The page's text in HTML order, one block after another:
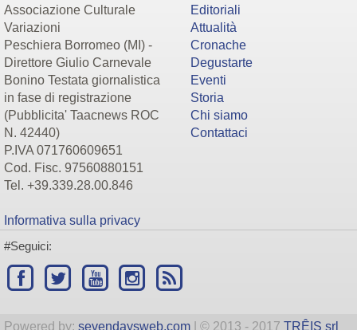
Associazione Culturale
Variazioni
Peschiera Borromeo (MI) -
Direttore Giulio Carnevale
Bonino Testata giornalistica
in fase di registrazione
(Pubblicita' Taacnews ROC
N. 42440)
P.IVA 071760609651
Cod. Fisc. 97560880151
Tel. +39.339.28.00.846
Informativa sulla privacy
Editoriali
Attualità
Cronache
Degustarte
Eventi
Storia
Chi siamo
Contattaci
#Seguici:
Powered by: sevendaysweb.com | © 2013 - 2017 TRÊIS srl